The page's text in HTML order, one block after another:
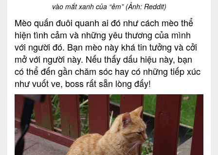
vào mắt xanh của “ẻm” (Ảnh: Reddit)
Mèo quấn đuôi quanh ai đó như cách mèo thể
hiện tình cảm và những yêu thương của mình
với người đó. Bạn mèo này khá tin tưởng và cởi
mở với người này. Nếu thấy dấu hiệu này, bạn
có thể đến gần chăm sóc hay có những tiếp xúc
như vuốt ve, boss rất sẵn lòng đấy!